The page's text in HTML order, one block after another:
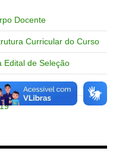
Docente
Curricular do Curso
Edital de Seleção